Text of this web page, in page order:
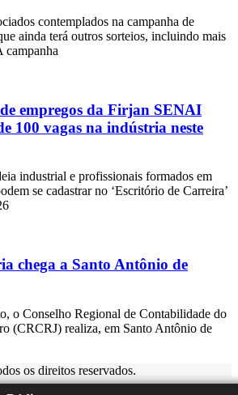
contemplados na campanha de
ainda terá outros sorteios, incluindo mais
campanha
empregos da Firjan SENAI
100 vagas na indústria neste
industrial e profissionais formados em
se cadastrar no ‘Escritório de Carreira’
chega a Santo Antônio de
o Conselho Regional de Contabilidade do
(CRCRJ) realiza, em Santo Antônio de
os direitos reservados.